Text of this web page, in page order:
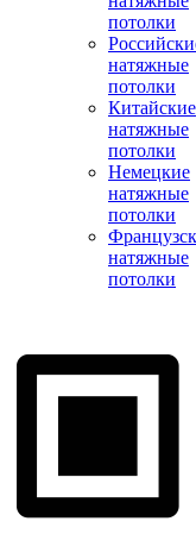
потолки
натяжные
потолки
Китайские
натяжные
потолки
Немецкие
натяжные
потолки
натяжные
потолки